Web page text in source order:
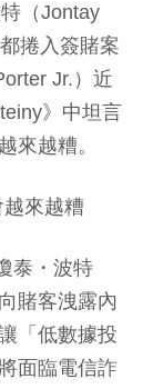
（Jontay
捲入簽賭案
Jr.）近
》中坦言
來越糟。
來越糟
泰・波特
賭客洩露內
「低數據投
面臨電信詐